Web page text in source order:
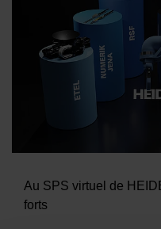
Au SPS virtuel de
forts